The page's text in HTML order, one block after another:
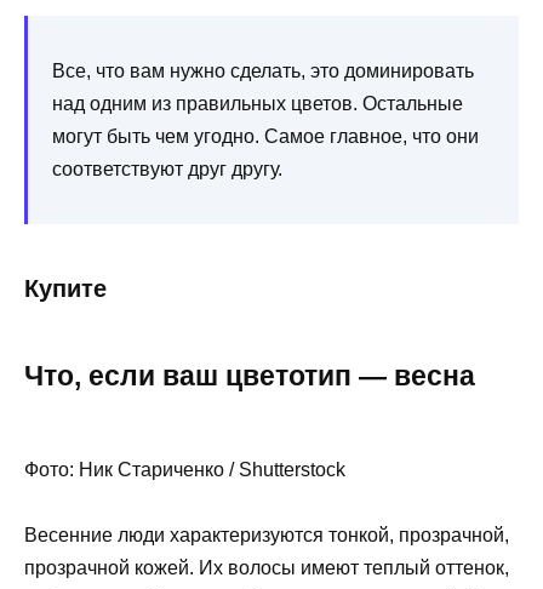
Все, что вам нужно сделать, это доминировать
над одним из правильных цветов. Остальные
могут быть чем угодно. Самое главное, что они
соответствуют друг другу.
Купите
Что, если ваш цветотип — весна
Фото: Ник Стариченко / Shutterstock
Весенние люди характеризуются тонкой, прозрачной,
прозрачной кожей. Их волосы имеют теплый оттенок,